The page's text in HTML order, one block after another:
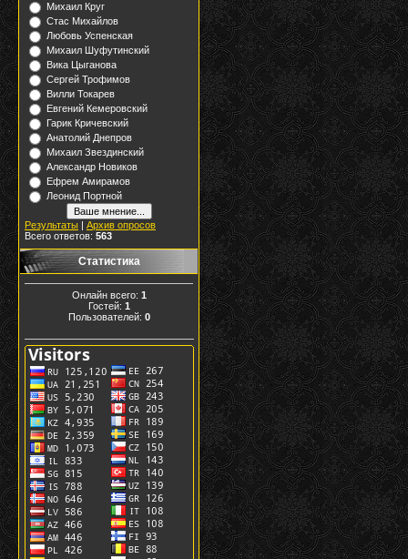
Михаил Круг
Стас Михайлов
Любовь Успенская
Михаил Шуфутинский
Вика Цыганова
Сергей Трофимов
Вилли Токарев
Евгений Кемеровский
Гарик Кричевский
Анатолий Днепров
Михаил Звездинский
Александр Новиков
Ефрем Амирамов
Леонид Портной
Результаты | Архив опросов
Всего ответов: 563
Статистика
Онлайн всего: 1
Гостей: 1
Пользователей: 0